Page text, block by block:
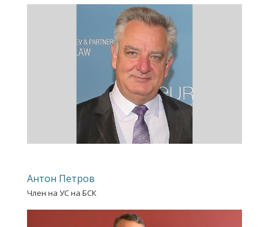
Антон Петров
Член на УС на БСК